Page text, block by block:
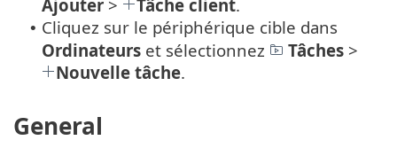
Ajouter > Tâche client.
• Cliquez sur le périphérique cible dans
Ordinateurs et sélectionnez Tâches >
Nouvelle tâche.
General